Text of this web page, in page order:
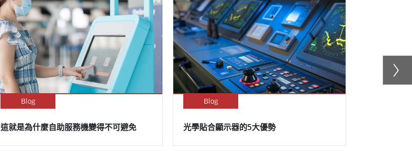
Blog
這就是為什麼自助服務機變得不可避免
Blog
光學貼合顯示器的5大優勢